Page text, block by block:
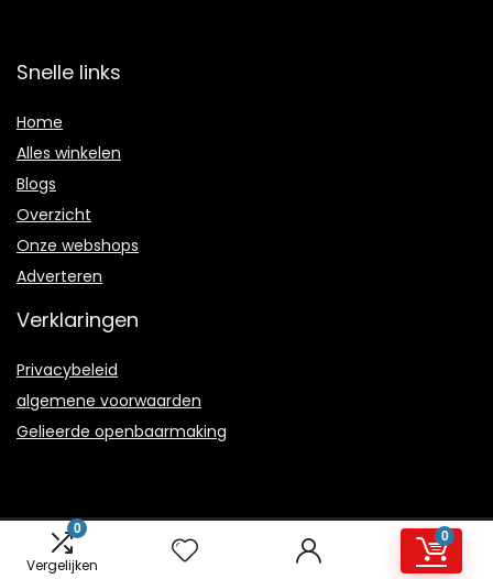
0
Vergelijken
0
Snelle links
Home
Alles winkelen
Blogs
Overzicht
Onze webshops
Adverteren
Verklaringen
Privacybeleid
algemene voorwaarden
Gelieerde openbaarmaking
2021 © Joyhappiness.nl Alle rechten voorbehouden